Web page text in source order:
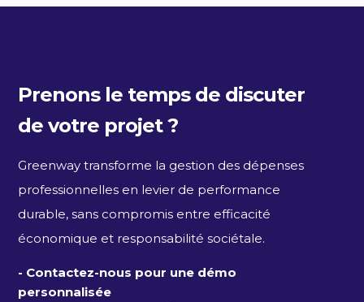
Prenons le temps de discuter
de votre projet ?
Greenway transforme la gestion des dépenses
professionnelles en levier de performance
durable, sans compromis entre efficacité
économique et responsabilité sociétale.
- Contactez-nous pour une démo
personnalisée